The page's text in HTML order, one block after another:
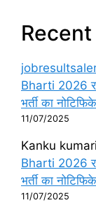
Bharti 2026
भर्ती का
11/07/2025
Kanku
Bharti 2026
भर्ती का
11/07/2025